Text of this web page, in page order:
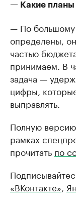
— Какие планы
— По большому
определены,
частью
принимаем. В
задача —
цифры,
выправлять.
Полную
рамках
прочитать по
«ВКонтакте»,